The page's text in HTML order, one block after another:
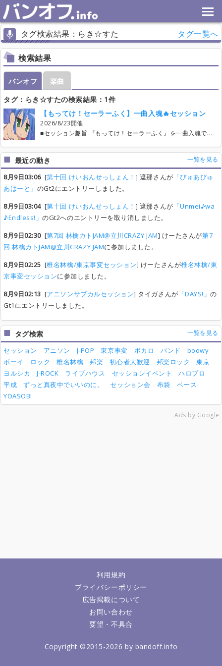
タグ検索結果：らき☆すた タグ一覧へ
検索結果
バンオフ
楽曲
タグ：らき☆すたの検索結果：1件
【もってけ！セーラーふく】一曲入魂🔥セッション
2026/8/23開催
■セッション趣旨 『もってけ！セーラーふく』を一曲入魂でセッションしたい！笑 しかもこちら↓のイントロセリフ有り版で！笑笑 https://youtu.be/lAaU7EO_8AA?si=UIA1FgOYSGbJA_En もちろん、演奏するのはこちら↓のフル尺で https://youtu.be/n0sWvKrEYT8?si=KGFiyORWStl75v7_ ⚠️⚠️⚠️⚠️⚠️⚠️⚠️⚠️⚠️⚠️⚠️⚠️ 『参加者へのお知らせ』欄に重要事項を記載してるので、参加頂いた方はご確認よろしくお願いします ⚠️⚠️⚠️⚠️⚠️⚠️⚠️⚠️⚠️⚠️⚠️⚠️ ■当日までのスケジュール 26/4/29：参加エントリー開始 ■当日の時間割（参加人数次第で変更の可能性アリ） 16:00 スタジオ集合→みんなで設営→一曲目メンバーによる音出し確認 16:40 演奏開始 17:30 休憩/集金💰 17:40 演奏再開 18:30 演奏終了→片付け開始 19:00 打上開始 ■ その他連絡事項 ・バンオフ利用時のアカウントについて SNS経由でのログイン時のトラブル回避のため、『パスワード設定』をお願いします ・ご参加キャンセルについて 開催日一週間前以降のキャンセルは、理由問わず費用頂戴させて頂く予定ですので、何卒ご了承をば🙇‍♀️ ・開催場所及び打上場所の詳細について 『参加者へのお知らせ』欄（ログイン状態の当セッション参加者にのみ表示）に記載します ・LINEオープンチャットについて 現在ご覧のバンオフサイトとは別にLINEオープンチャットをコミュニケーション用に設けますので、ご参加ください URLは『参加者へのお知らせ』欄（ログイン状態の当セッション参加者にのみ表示）に記載します ・『エントリー楽曲一覧』について 今回は【もってけ！セーラーふく】一曲しかやんないため、『エントリー楽曲一覧』は利用しません 一つのパートに複数名の参加者がいる場合、当日のノリで演奏者を決めましょう💁‍♀️
最近の動き 一覧を見る
8月9日03:06[第十回 けいおんせっしょん！ ] 遮那さんが 「ぴゅあぴゅ
あはーと」 のGt2にエントリーしました。
8月9日03:04[第十回 けいおんせっしょん！ ] 遮那さんが 「Unmei♪wa
♪Endless!」のGt2へのエントリーを取り消しました。
8月9日02:30[第7回 林檎カトJAM@立川CRAZY JAM] けーたさんが第7
回 林檎カトJAM@立川CRAZY JAMに参加しました。
8月9日02:25 [椎名林檎/東京事変セッション] けーたさんが椎名林檎/東
京事変セッションに参加しました。
8月9日02:13 [アニソンサブカルセッション] タイガさんが 「DAYS!」の
Gt1にエントリーしました。
タグ検索 一覧を見る
セッション アニソン J-POP 東京事変 ボカロ バンド
boowy
ボーイ
ロック 椎名林檎 邦楽 初心者大歓迎 邦楽ロック
東京
ヨルシカ
J-ROCK ライブハウス セッションイベント
ハロプロ
平成
ずっと真夜中でいいのに。 セッション会 布袋
ベース
YOASOBI
Ads by Google
利用規約
プライバシーポリシー
広告掲載について
お問い合わせ
要望・不具合
Copyright ©2015-2026 by bandoff.info